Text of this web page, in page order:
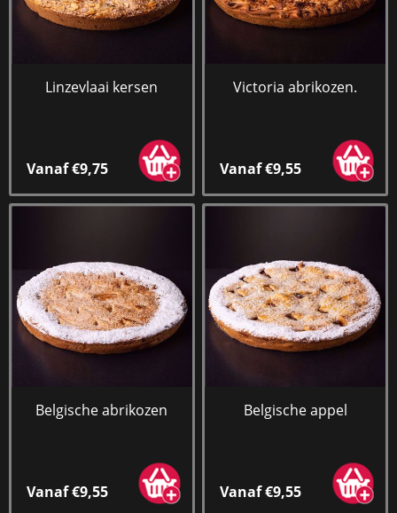
Linzevlaai kersen
Vanaf €9,75
Victoria abrikozen.
Vanaf €9,55
Belgische abrikozen
Vanaf €9,55
Belgische appel
Vanaf €9,55